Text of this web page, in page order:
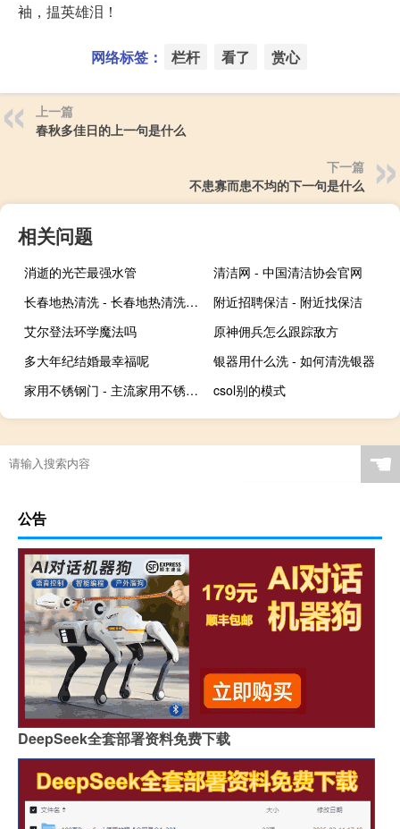
袖，揾英雄泪！
网络标签： 栏杆 看了 赏心
上一篇
春秋多佳日的上一句是什么
下一篇
不患寡而患不均的下一句是什么
相关问题
消逝的光芒最强水管
清洁网 - 中国清洁协会官网
长春地热清洗 - 长春地热清洗电话
附近招聘保洁 - 附近找保洁
艾尔登法环学魔法吗
原神佣兵怎么跟踪敌方
多大年纪结婚最幸福呢
银器用什么洗 - 如何清洗银器
家用不锈钢门 - 主流家用不锈钢门价格
csol别的模式
☚
公告
DeepSeek全套部署资料免费下载